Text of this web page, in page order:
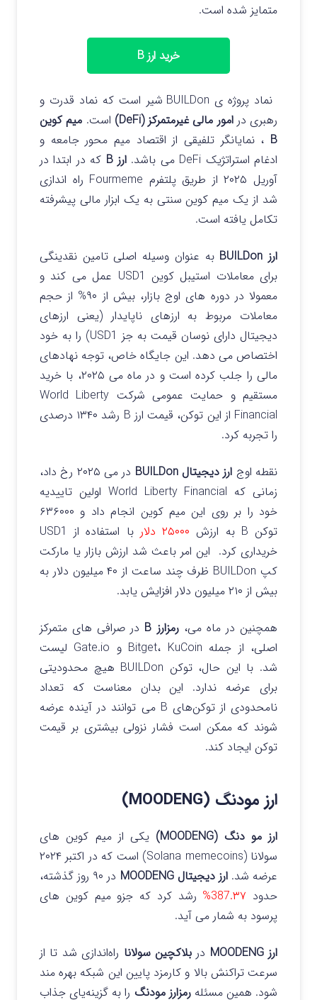
متمایز شده است.
خرید ارز B
نماد پروژه ی BUILDon شیر است که نماد قدرت و
رهبری درامور مالی غیرمتمرکز (DeFi) است. میم کوین
B ، نمایانگر تلفیقی از اقتصاد میم محور جامعه و
ادغام استراتژیک DeFi می‌ باشد.
ارز B
که در ابتدا در
آوریل ۲۰۲۵ از طریق پلتفرم Fourmeme راه‌ اندازی
شد از یک میم کوین سنتی به یک ابزار مالی پیشرفته
تکامل یافته است.
ارز BUILDon
به عنوان وسیله اصلی تامین نقدینگی
برای معاملات استیبل‌ کوین USD1 عمل می‌ کند و
معمولا در دوره‌ های اوج بازار، بیش از ۹۰% از حجم
معاملات مربوط به ارزهای ناپایدار (یعنی ارزهای
دیجیتال دارای نوسان قیمت به‌ جز USD1) را به خود
اختصاص می‌ دهد. این جایگاه خاص، توجه نهادهای
مالی را جلب کرده است و در ماه می ۲۰۲۵، با خرید
مستقیم و حمایت عمومی شرکت World Liberty
Financial از این توکن، قیمت ارز B رشد ۱۳۴۰ درصدی
را تجربه کرد.
نقطه اوج ارز دیجیتال BUILDon
در می ۲۰۲۵ رخ داد،
زمانی که World Liberty Financial اولین تاییدیه
خود را بر روی این میم کوین انجام داد و ۶۳۶۰۰۰
توکن B به ارزش
۲۵۰۰۰ دلار
با استفاده از USD1
خریداری کرد. این امر باعث شد ارزش بازار یا مارکت
کپ BUILDon ظرف چند ساعت از ۴۰ میلیون دلار به
بیش از ۲۱۰ میلیون دلار افزایش یابد.
همچنین در ماه می،رمزارز B
در صرافی‌ های متمرکز
اصلی، از جمله Bitget، KuCoin و Gate.io لیست
شد.
با این حال، توکن BUILDon هیچ محدودیتی
برای عرضه ندارد. این بدان معناست که تعداد
نامحدودی از توکن‌های B می‌ توانند در آینده عرضه
شوند که ممکن است فشار نزولی بیشتری بر قیمت
توکن ایجاد کند.
ارز مودنگ (MOODENG)
ارز مو دنگ (MOODENG)
یکی از میم کوین های
سولانا (Solana memecoins) است که در اکتبر ۲۰۲۴
عرضه شد.ارز دیجیتال MOODENG
در ۹۰ روز گذشته،
حدود
رشد کرد که جزو میم کوین های
پرسود به شمار می آید.
ارز MOODENG دربلاکچین سولانا راه‌اندازی شد تا از
سرعت تراکنش بالا و کارمزد پایین این شبکه بهره مند
شود. همین مسئله رمزارز مودنگ را به گزینه‌یای جذاب